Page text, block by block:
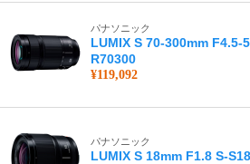
パナソニック
LUMIX S 70-300mm F4.5-
R70300
¥119,092
パナソニック
LUMIX S 18mm F1.8 S-S18